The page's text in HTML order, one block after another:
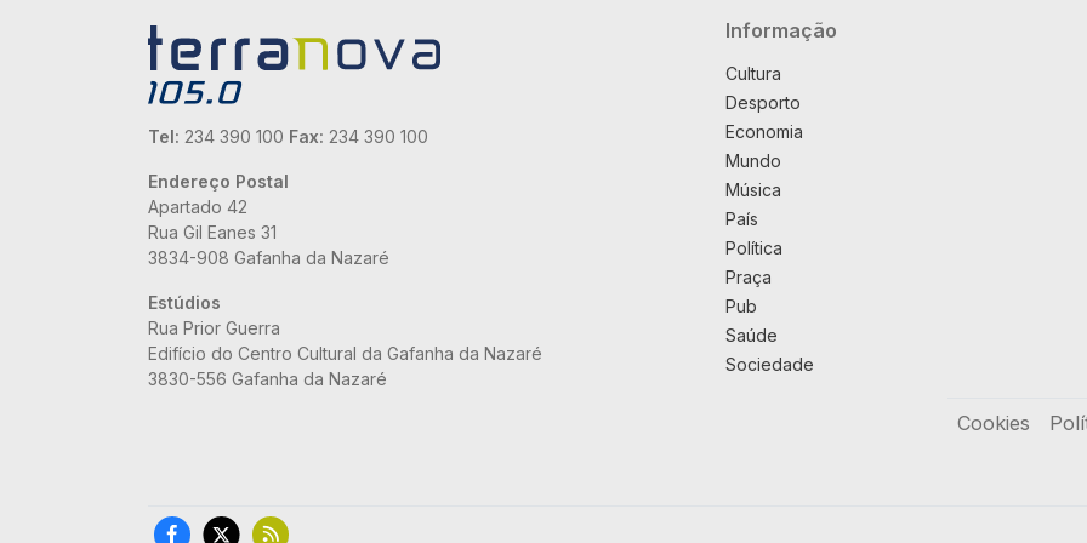
Tel: 234 390 100 Fax: 234 390 100
Endereço Postal
Apartado 42
Rua Gil Eanes 31
3834-908 Gafanha da Nazaré
Estúdios
Rua Prior Guerra
Edifício do Centro Cultural da Gafanha da Nazaré
3830-556 Gafanha da Nazaré
Navegação principal
Informação
Cultura
Desporto
Economia
Mundo
Música
País
Política
Praça
Pub
Saúde
Sociedade
Cookies